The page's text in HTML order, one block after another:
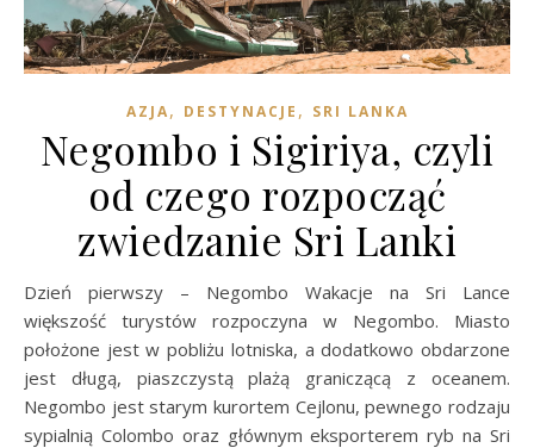
AZJA, DESTYNACJE , SRI LANKA
Negombo i Sigiriya, czyli
od czego rozpocząć
zwiedzanie Sri Lanki
Dzień pierwszy – Negombo Wakacje na Sri Lance
większość turystów rozpoczyna w Negombo. Miasto
położone jest w pobliżu lotniska, a dodatkowo obdarzone
jest długą, piaszczystą plażą graniczącą z oceanem.
Negombo jest starym kurortem Cejlonu, pewnego rodzaju
sypialnią Colombo oraz głównym eksporterem ryb na Sri